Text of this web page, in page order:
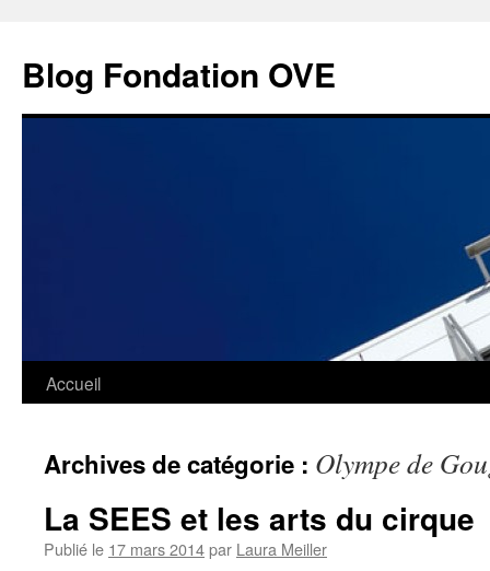
contenu
Blog Fondation OVE
Accueil
Archives de catégorie : Olympe de
La SEES et les arts du cirque
Publié le 17 mars 2014par Laura Meiller